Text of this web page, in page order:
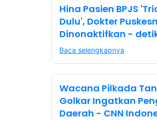
Hina Pasien BPJS
Dulu', Dokter
Dinonaktifkan -
Baca selengkapnya
Wacana Pilkada
Golkar Ingatkan
Daerah - CNN